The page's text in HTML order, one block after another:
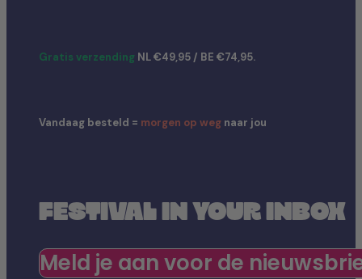
Gratis verzending NL €49,95 / BE €74,95.
Vandaag besteld = morgen op weg naar jou
FESTIVAL IN YOUR INBOX
Meld je aan voor de